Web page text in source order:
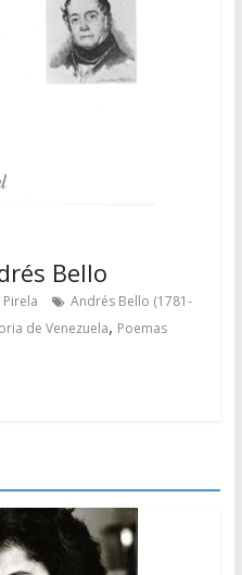
Bello
Pirela
Andrés Bello (1781-
de Venezuela, Poemas